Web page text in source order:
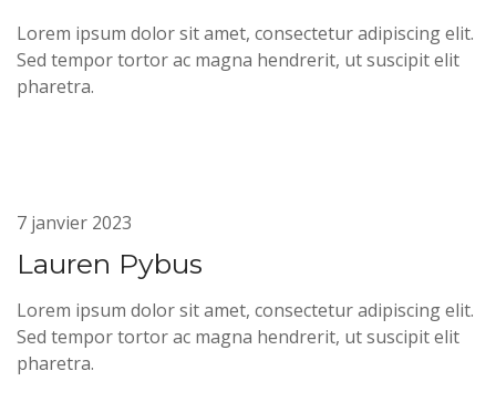
Lorem ipsum dolor sit amet, consectetur adipiscing elit.
Sed tempor tortor ac magna hendrerit, ut suscipit elit
pharetra.
7 janvier 2023
Lauren Pybus
Lorem ipsum dolor sit amet, consectetur adipiscing elit.
Sed tempor tortor ac magna hendrerit, ut suscipit elit
pharetra.